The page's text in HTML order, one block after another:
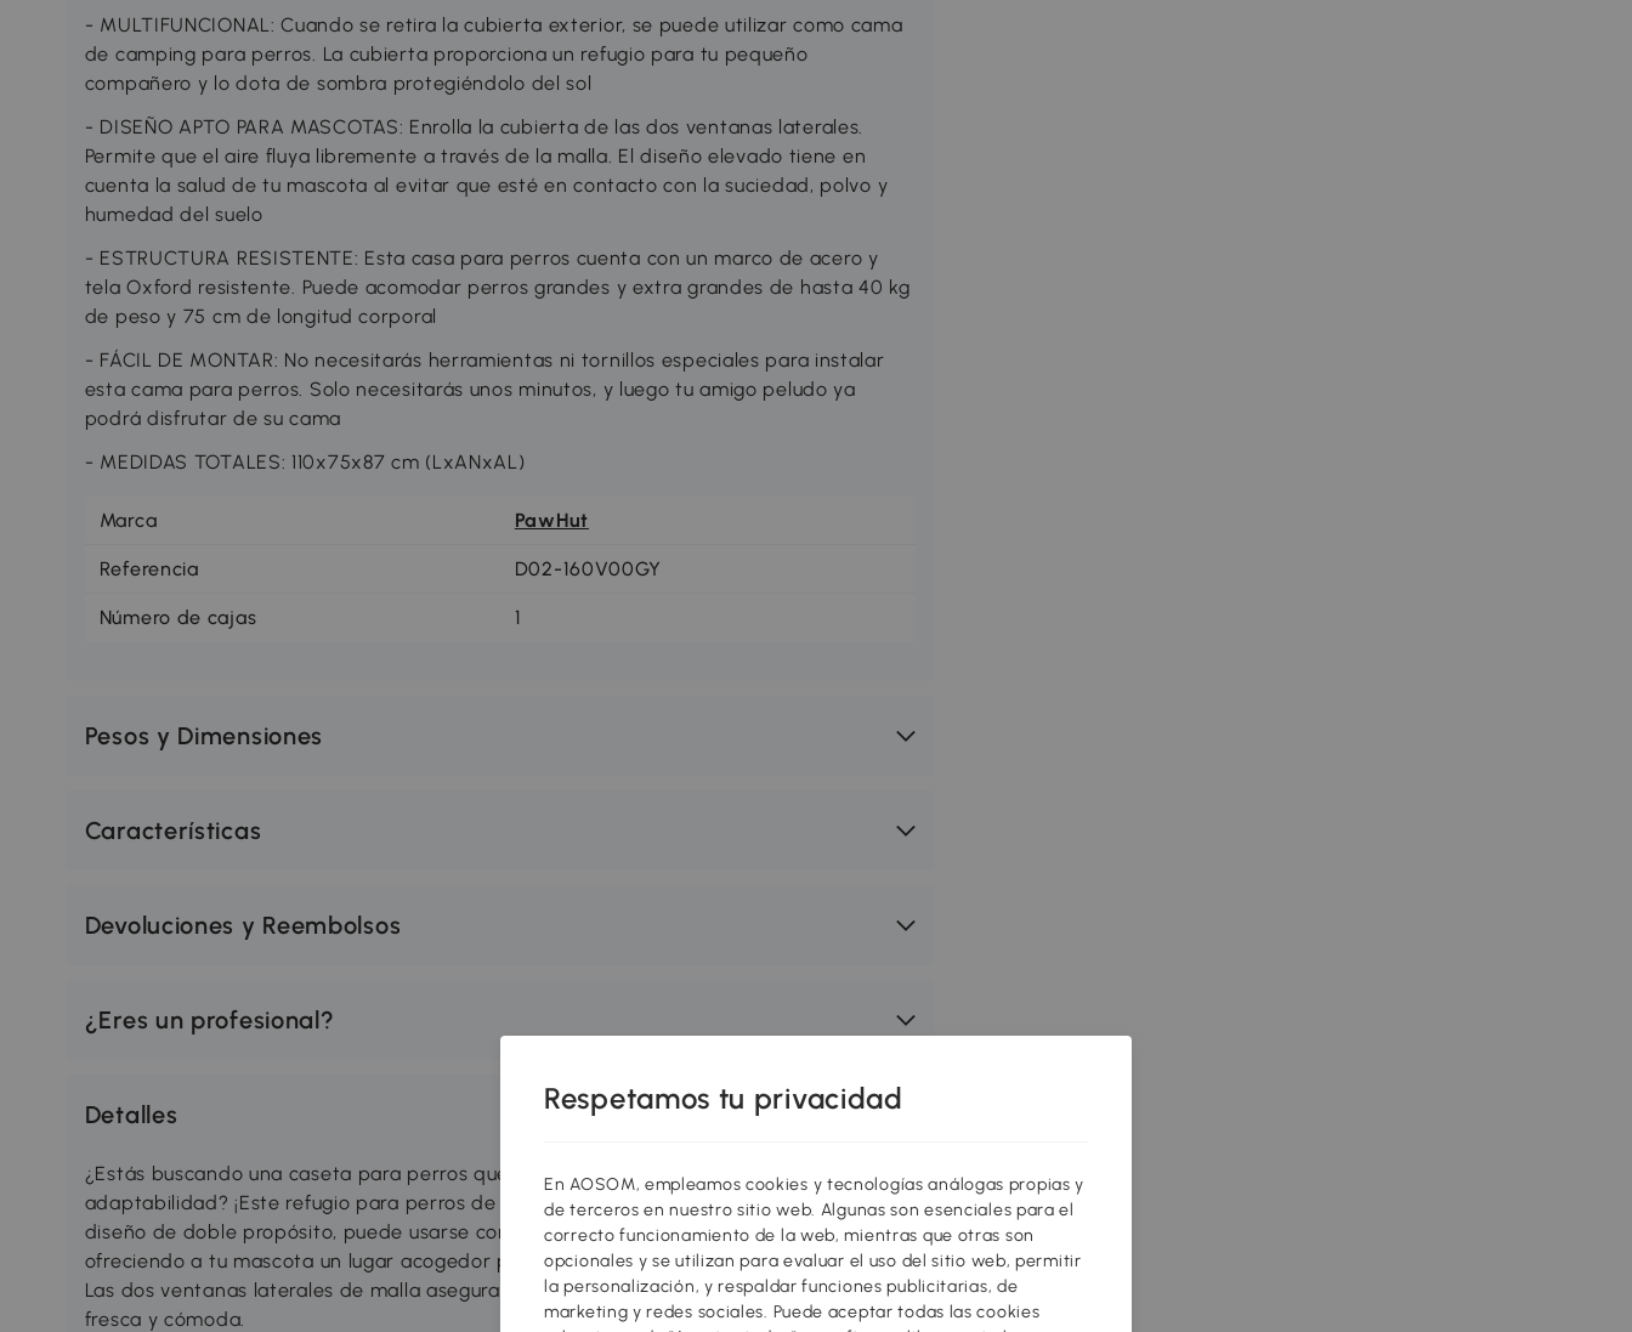
- MULTIFUNCIONAL: Cuando se retira la cubierta exterior, se puede utilizar como cama
de camping para perros. La cubierta proporciona un refugio para tu pequeño
compañero y lo dota de sombra protegiéndolo del sol
- DISEÑO APTO PARA MASCOTAS: Enrolla la cubierta de las dos ventanas laterales.
Permite que el aire fluya libremente a través de la malla. El diseño elevado tiene en
cuenta la salud de tu mascota al evitar que esté en contacto con la suciedad, polvo y
humedad del suelo
- ESTRUCTURA RESISTENTE: Esta casa para perros cuenta con un marco de acero y
tela Oxford resistente. Puede acomodar perros grandes y extra grandes de hasta 40 kg
de peso y 75 cm de longitud corporal
- FÁCIL DE MONTAR: No necesitarás herramientas ni tornillos especiales para instalar
esta cama para perros. Solo necesitarás unos minutos, y luego tu amigo peludo ya
podrá disfrutar de su cama
- MEDIDAS TOTALES: 110x75x87 cm (LxANxAL)
Marca PawHut
Referencia D02-160V00GY
Número de cajas 1
Pesos y Dimensiones
Características
Devoluciones y Reembolsos
¿Eres un profesional?
Detalles
¿Estás buscando una caseta para perros que te proporcione comodidad y
adaptabilidad? ¡Este refugio para perros de PawHut es tu opción ideal! Gracias a su
diseño de doble propósito, puede usarse como casa para perros o cama de camping,
ofreciendo a tu mascota un lugar acogedor para descansar donde quiera que vayas.
Las dos ventanas laterales de malla aseguran una buena ventilación, manteniéndola
fresca y cómoda.
Respetamos tu privacidad
En AOSOM, empleamos cookies y tecnologías análogas propias y
de terceros en nuestro sitio web. Algunas son esenciales para el
correcto funcionamiento de la web, mientras que otras son
opcionales y se utilizan para evaluar el uso del sitio web, permitir
la personalización, y respaldar funciones publicitarias, de
marketing y redes sociales. Puede aceptar todas las cookies